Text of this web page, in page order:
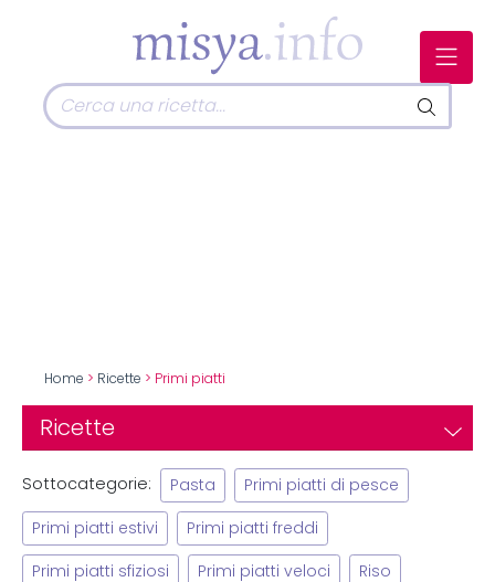
Home > Ricette > Primi piatti
Ricette
Sottocategorie: Pasta Primi piatti di pesce
Primi piatti estivi Primi piatti freddi
Primi piatti sfiziosi Primi piatti veloci Riso